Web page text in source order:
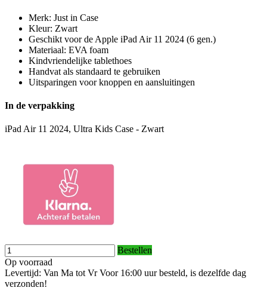
Merk: Just in Case
Kleur: Zwart
Geschikt voor de Apple iPad Air 11 2024 (6 gen.)
Materiaal: EVA foam
Kindvriendelijke tablethoes
Handvat als standaard te gebruiken
Uitsparingen voor knoppen en aansluitingen
In de verpakking
iPad Air 11 2024, Ultra Kids Case - Zwart
Bestellen
Op voorraad
Levertijd: Van Ma tot Vr Voor 16:00 uur besteld, is dezelfde dag
verzonden!